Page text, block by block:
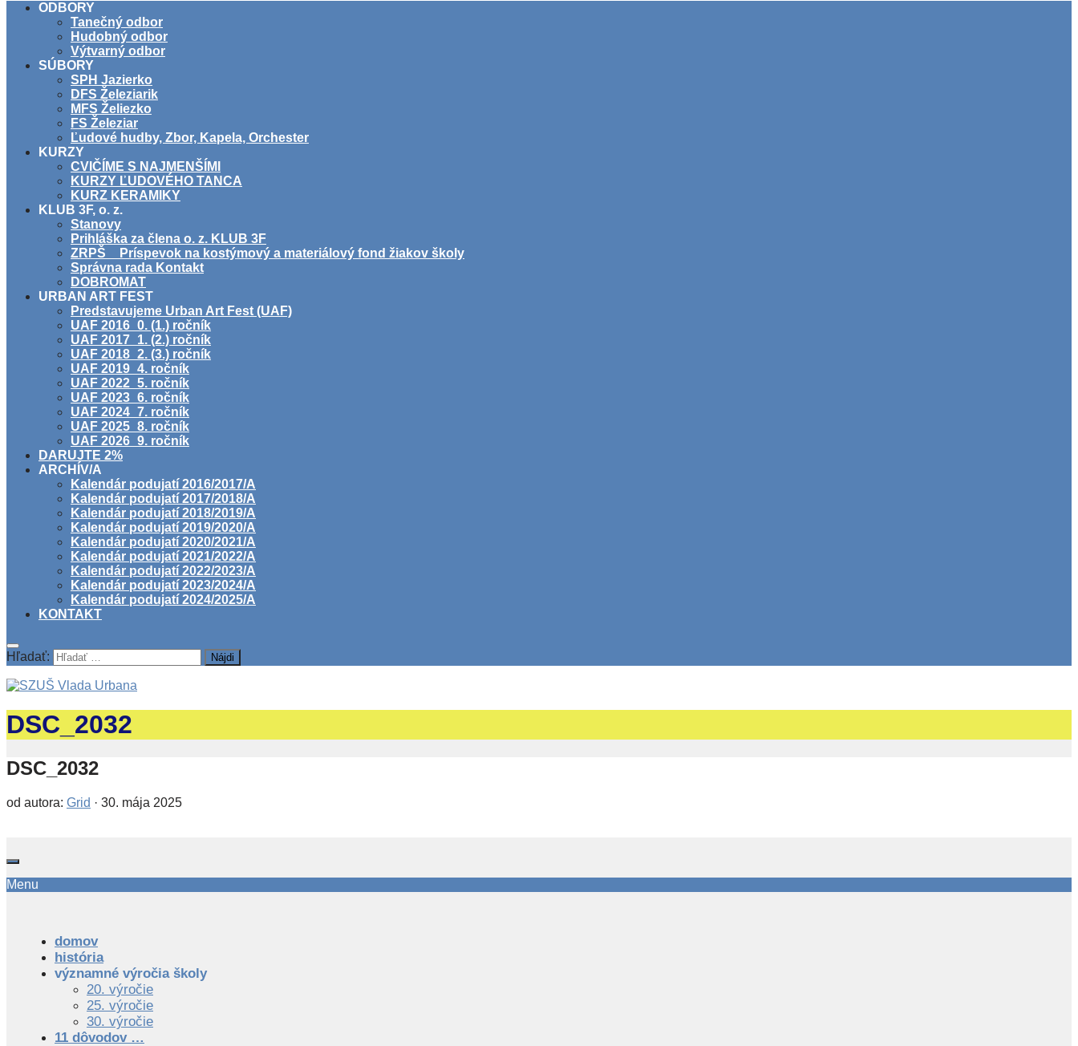
ODBORY
Tanečný odbor
Hudobný odbor
Výtvarný odbor
SÚBORY
SPH Jazierko
DFS Železiarik
MFS Želiezko
FS Železiar
Ľudové hudby, Zbor, Kapela, Orchester
KURZY
CVIČÍME S NAJMENŠÍMI
KURZY ĽUDOVÉHO TANCA
KURZ KERAMIKY
KLUB 3F, o. z.
Stanovy
Prihláška za člena o. z. KLUB 3F
ZRPŠ _ Príspevok na kostýmový a materiálový fond žiakov školy
Správna rada Kontakt
DOBROMAT
URBAN ART FEST
Predstavujeme Urban Art Fest (UAF)
UAF 2016_0. (1.) ročník
UAF 2017_1. (2.) ročník
UAF 2018_2. (3.) ročník
UAF 2019_4. ročník
UAF 2022_5. ročník
UAF 2023_6. ročník
UAF 2024_7. ročník
UAF 2025_8. ročník
UAF 2026_9. ročník
DARUJTE 2%
ARCHÍV/A
Kalendár podujatí 2016/2017/A
Kalendár podujatí 2017/2018/A
Kalendár podujatí 2018/2019/A
Kalendár podujatí 2019/2020/A
Kalendár podujatí 2020/2021/A
Kalendár podujatí 2021/2022/A
Kalendár podujatí 2022/2023/A
Kalendár podujatí 2023/2024/A
Kalendár podujatí 2024/2025/A
KONTAKT
Hľadať:
DSC_2032
DSC_2032
od autora: Grid · 30. mája 2025
Menu
domov
história
významné výročia školy
20. výročie
25. výročie
30. výročie
11 dôvodov …